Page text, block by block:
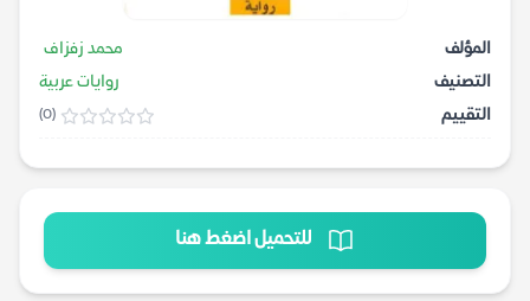
المؤلف
محمد زفزاف
التصنيف
روايات عربية
التقييم
(0)
للتحميل اضغط هنا